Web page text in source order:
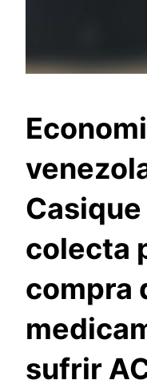
colecta
compra
sufrir